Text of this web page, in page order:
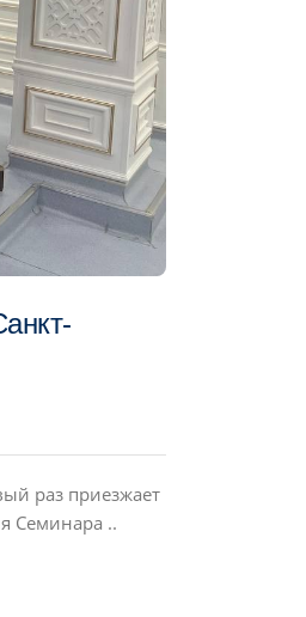
раз приезжает
Семинара ..